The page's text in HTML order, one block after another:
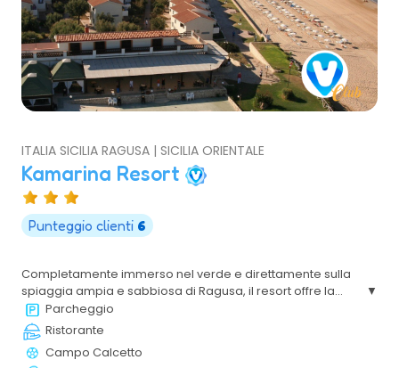
ITALIA SICILIA RAGUSA | SICILIA ORIENTALE
Kamarina Resort
Punteggio clienti 6
Completamente immerso nel verde e direttamente sulla
spiaggia ampia e sabbiosa di Ragusa, il resort offre la
comodità di un appartamento e l'intrattenimento da
residence, tutto da godere a bordo piscina con vista
mare.
Parcheggio
Ristorante
Campo Calcetto